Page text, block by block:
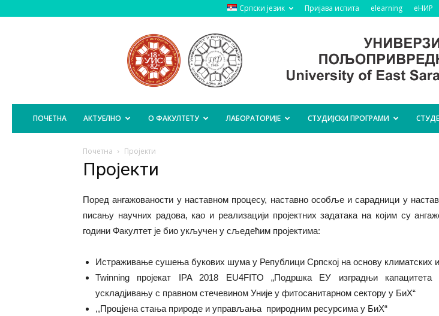
Српски језик Пријава испита elearning еНИР
Пољопривредни
Факултет
Источно
Сарајево
ПОЧЕТНА АКТУЕЛНО О ФАКУЛТЕТУ ЛАБОРАТОРИЈЕ СТУДИЈСКИ ПРОГРАМИ
Почетна Пројекти
Пројекти
Поред ангажованости у наставном процесу, наставно особље и сарадници у
писању научних радова, као и реализацији пројектних задатака на којим су
години Факултет је био укључен у сљедећим пројектима:
Истраживање сушења букових шума у Републици Српској на основу климатских
Twinning пројекат IPA 2018 EU4FITO „Подршка ЕУ изградњи капацитета
ускладјивању с правном стечевином Уније у фитосанитарном сектору у БиХ“
,,Процјена стања природе и управљања природним ресурсима у БиХ“